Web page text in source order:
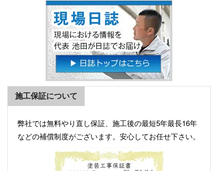
施工保証について
弊社では無料やり直し保証、施工後の最短5年最長16年
などの補償制度がございます。安心してお任せ下さい。